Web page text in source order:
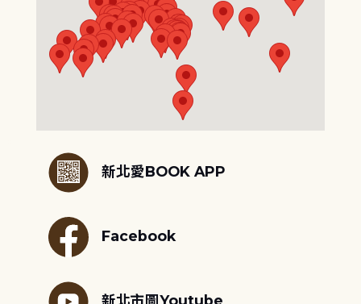
新北愛BOOK APP
Facebook
新北市圖Youtube